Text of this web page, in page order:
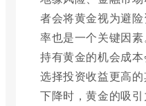
者会将黄金视为避
率也是一个关键因
持有黄金的机会成
选择投资收益更高
下降时，黄金的吸